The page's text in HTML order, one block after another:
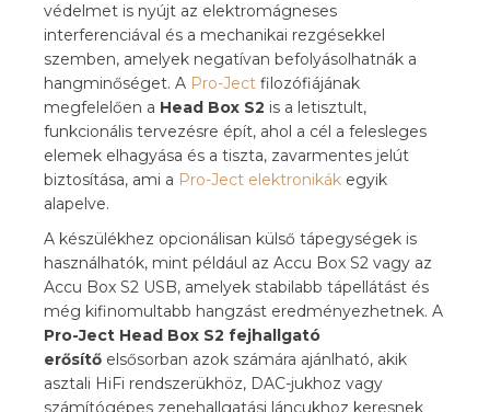
védelmet is nyújt az elektromágneses
interferenciával és a mechanikai rezgésekkel
szemben, amelyek negatívan befolyásolhatnák a
hangminőséget. A Pro-Ject filozófiájának
megfelelően a Head Box S2 is a letisztult,
funkcionális tervezésre épít, ahol a cél a felesleges
elemek elhagyása és a tiszta, zavarmentes jelút
biztosítása, ami a Pro-Ject elektronikák egyik
alapelve.
A készülékhez opcionálisan külső tápegységek is
használhatók, mint például az Accu Box S2 vagy az
Accu Box S2 USB, amelyek stabilabb tápellátást és
még kifinomultabb hangzást eredményezhetnek. A
Pro-Ject Head Box S2 fejhallgató
erősítő elsősorban azok számára ajánlható, akik
asztali HiFi rendszerükhöz, DAC-jukhoz vagy
számítógépes zenehallgatási láncukhoz keresnek